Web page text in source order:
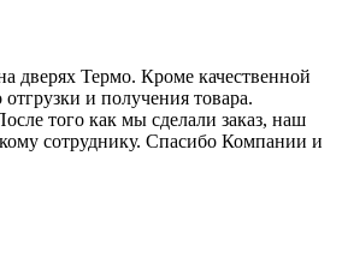
дверях Термо. Кроме качественной
и получения товара.
того как мы сделали заказ, наш
сотруднику. Спасибо Компании и